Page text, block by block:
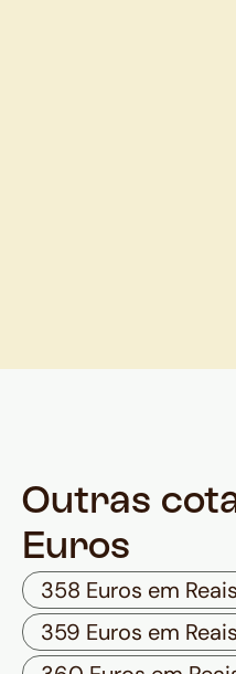
Outras
Euros
358 Euros em Reais
359 Euros em Reais